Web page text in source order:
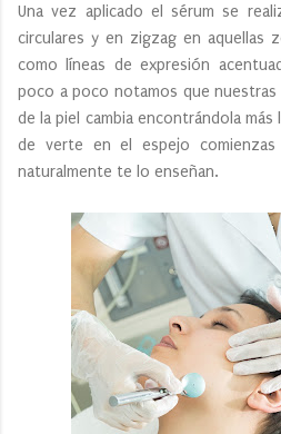
Una vez aplicado el sérum se
circulares y en zigzag en aquellas
como líneas de expresión
poco a poco notamos que
de la piel cambia encontrándola más
de verte en el espejo
naturalmente te lo enseñan.